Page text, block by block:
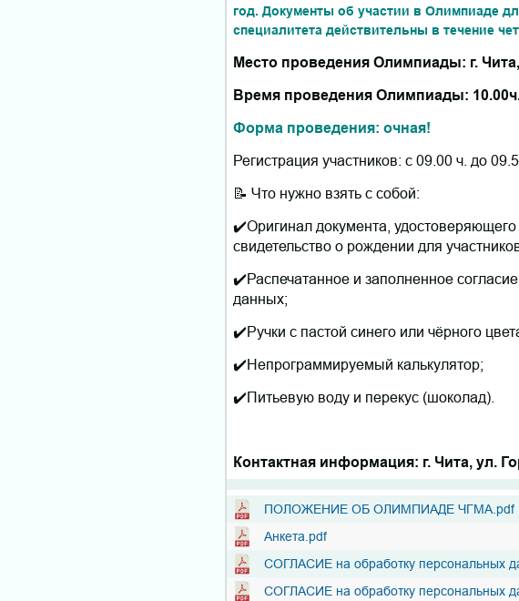
год. Документы об участии в Олимпиаде
специалитета действительны в течение
Место проведения Олимпиады: г.
Время проведения Олимпиады: 10.00ч.
Форма проведения: очная!
Регистрация участников: с 09.00 ч. до
📝 Что нужно взять с собой:
✔️Оригинал документа, удостоверяющего
свидетельство о рождении для
✔️Распечатанное и заполненное
данных;
✔️Ручки с пастой синего или чёрного
✔️Непрограммируемый калькулятор;
✔️Питьевую воду и перекус (шоколад).
Контактная информация: г. Чита, ул.
ПОЛОЖЕНИЕ ОБ ОЛИМПИАДЕ ЧГМА.pdf
Анкета.pdf
СОГЛАСИЕ на обработку персональных
СОГЛАСИЕ на обработку персональных